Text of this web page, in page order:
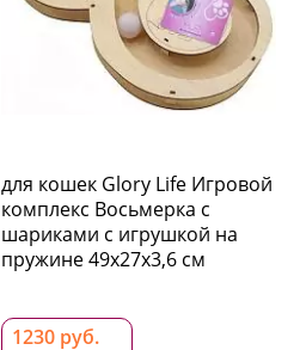
для кошек Glory Life Игровой
комплекс Восьмерка с
шариками c игрушкой на
пружине 49х27х3,6 см
1230 руб.